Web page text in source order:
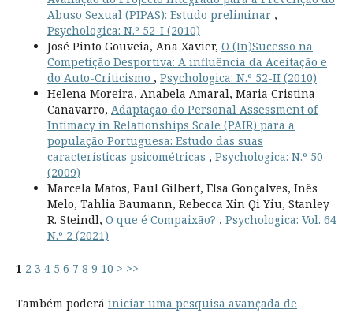
Abuso Sexual (PIPAS): Estudo preliminar ,
Psychologica: N.º 52-I (2010)
José Pinto Gouveia, Ana Xavier, O (In)Sucesso na
Competição Desportiva: A influência da Aceitação e
do Auto-Criticismo , Psychologica: N.º 52-II (2010)
Helena Moreira, Anabela Amaral, Maria Cristina
Canavarro, Adaptação do Personal Assessment of
Intimacy in Relationships Scale (PAIR) para a
população Portuguesa: Estudo das suas
características psicométricas , Psychologica: N.º 50
(2009)
Marcela Matos, Paul Gilbert, Elsa Gonçalves, Inês
Melo, Tahlia Baumann, Rebecca Xin Qi Yiu, Stanley
R. Steindl, O que é Compaixão? , Psychologica: Vol. 64
N.º 2 (2021)
1 2 3 4 5 6 7 8 9 10 > >>
Também poderá iniciar uma pesquisa avançada de